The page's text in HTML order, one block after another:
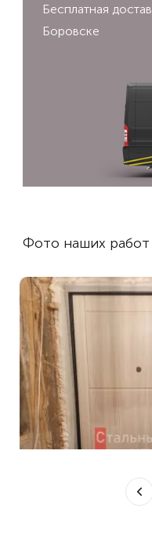
Бесплатная
Боровске
Фото наших работ